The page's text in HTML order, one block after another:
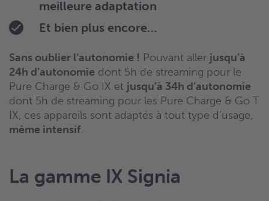
meilleure adaptation
Et bien plus encore…
Sans oublier l’autonomie ! Pouvant aller jusqu’à
24h d’autonomie dont 5h de streaming pour le
Pure Charge & Go IX et jusqu’à 34h d’autonomie
dont 5h de streaming pour les Pure Charge & Go T
IX, ces appareils sont adaptés à tout type d’usage,
même intensif.
La gamme IX Signia